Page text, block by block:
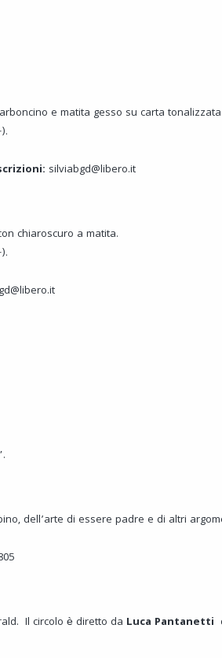
e matita gesso su carta
silviabgd@libero.it
chiaroscuro a matita.
dell’arte di essere padre e di altri
Il circolo è diretto da Luca Pantanetti